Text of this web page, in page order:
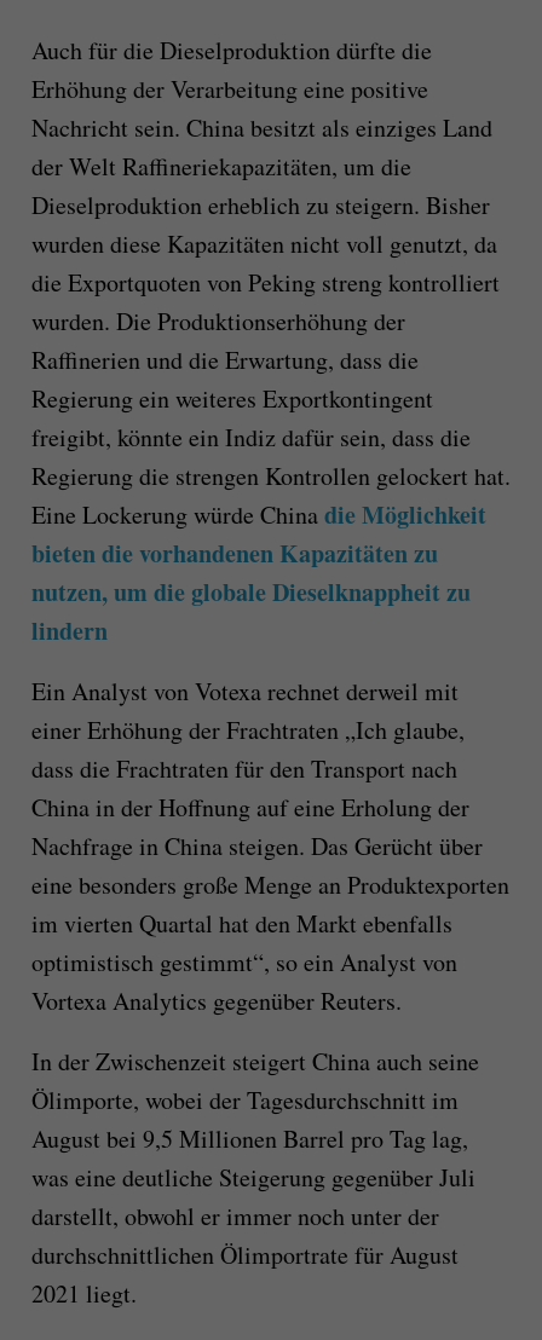
Auch für die Dieselproduktion dürfte die
Erhöhung der Verarbeitung eine positive
Nachricht sein. China besitzt als einziges Land
der Welt Raffineriekapazitäten, um die
Dieselproduktion erheblich zu steigern. Bisher
wurden diese Kapazitäten nicht voll genutzt, da
die Exportquoten von Peking streng kontrolliert
wurden. Die Produktionserhöhung der
Raffinerien und die Erwartung, dass die
Regierung ein weiteres Exportkontingent
freigibt, könnte ein Indiz dafür sein, dass die
Regierung die strengen Kontrollen gelockert hat.
Eine Lockerung würde Chinadie Möglichkeit
bieten die vorhandenen Kapazitäten zu
nutzen, um die globale Dieselknappheit zu
lindern
Ein Analyst von Votexa rechnet derweil mit
einer Erhöhung der Frachtraten „Ich glaube,
dass die Frachtraten für den Transport nach
China in der Hoffnung auf eine Erholung der
Nachfrage in China steigen. Das Gerücht über
eine besonders große Menge an Produktexporten
im vierten Quartal hat den Markt ebenfalls
optimistisch gestimmt“, so ein Analyst von
Vortexa Analytics gegenüber Reuters.
In der Zwischenzeit steigert China auch seine
Ölimporte, wobei der Tagesdurchschnitt im
August bei 9,5 Millionen Barrel pro Tag lag,
was eine deutliche Steigerung gegenüber Juli
darstellt, obwohl er immer noch unter der
durchschnittlichen Ölimportrate für August
2021 liegt.